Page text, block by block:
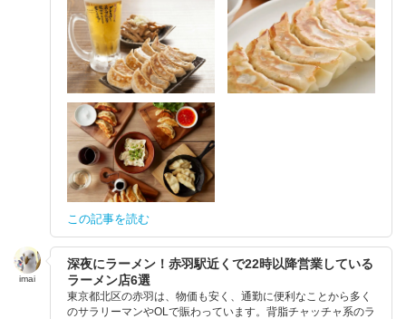
この記事を読む
imai
深夜にラーメン！赤羽駅近くで22時以降営業している
ラーメン店6選
東京都北区の赤羽は、物価も安く、通勤に便利なことから多く
のサラリーマンやOLで賑わっています。背脂チャッチャ系のラ